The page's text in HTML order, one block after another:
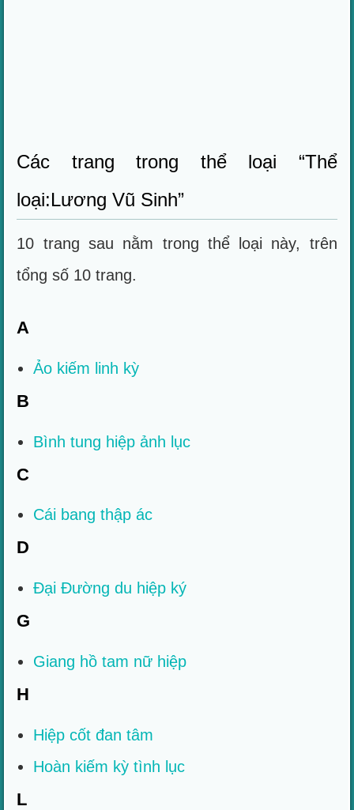
Các trang trong thể loại “Thể
loại:Lương Vũ Sinh”
10 trang sau nằm trong thể loại này, trên
tổng số 10 trang.
A
Ảo kiếm linh kỳ
B
Bình tung hiệp ảnh lục
C
Cái bang thập ác
D
Đại Đường du hiệp ký
G
Giang hồ tam nữ hiệp
H
Hiệp cốt đan tâm
Hoàn kiếm kỳ tình lục
L